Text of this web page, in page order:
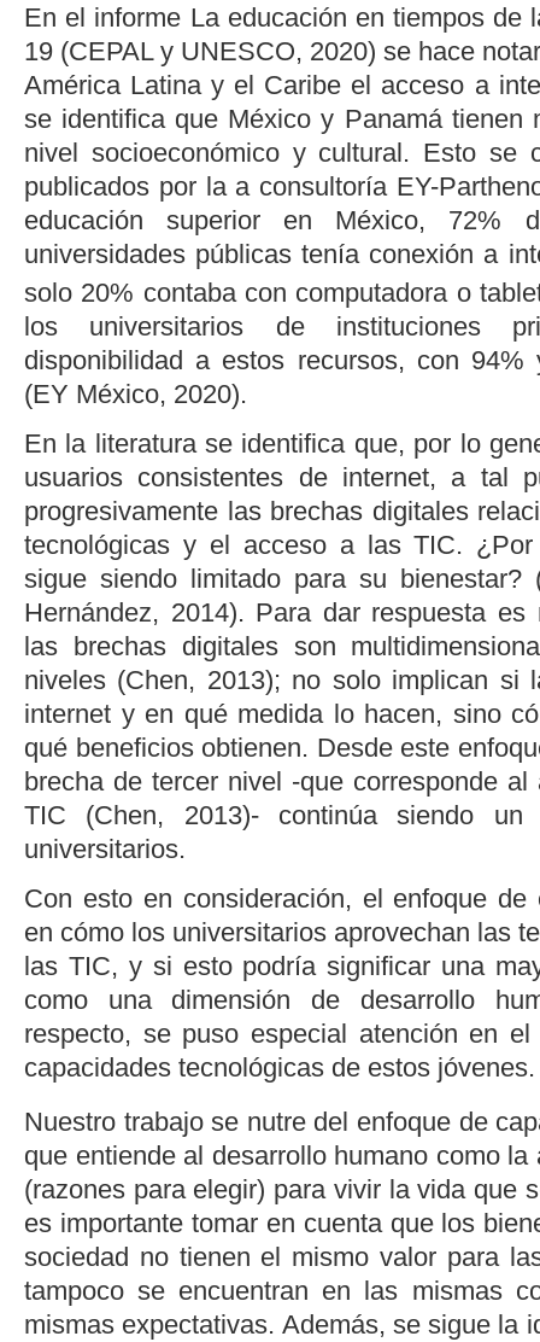
En el informe La educación en tiempos de
19 (CEPAL y UNESCO, 2020) se hace
América Latina y el Caribe el acceso a
se identifica que México y Panamá tienen
nivel socioeconómico y cultural. Esto se
publicados por la a consultoría EY-
educación superior en México, 72%
universidades públicas tenía conexión a
solo 20% contaba con computadora o
los universitarios de instituciones
disponibilidad a estos recursos, con 94%
(EY México, 2020).
En la literatura se identifica que, por lo
usuarios consistentes de internet, a tal
progresivamente las brechas digitales
tecnológicas y el acceso a las TIC.
sigue siendo limitado para su bienestar?
Hernández, 2014). Para dar respuesta es
las brechas digitales son
niveles (Chen, 2013); no solo implican si
internet y en qué medida lo hacen, sino
qué beneficios obtienen. Desde este
brecha de tercer nivel -que corresponde
TIC (Chen, 2013)- continúa siendo un
universitarios.
Con esto en consideración, el enfoque
en cómo los universitarios aprovechan las
las TIC, y si esto podría significar una
como una dimensión de desarrollo
respecto, se puso especial atención en
capacidades tecnológicas de estos jóvenes.
Nuestro trabajo se nutre del enfoque de
que entiende al desarrollo humano como
(razones para elegir) para vivir la vida que
es importante tomar en cuenta que los
sociedad no tienen el mismo valor para
tampoco se encuentran en las mismas
mismas expectativas. Además, se sigue la